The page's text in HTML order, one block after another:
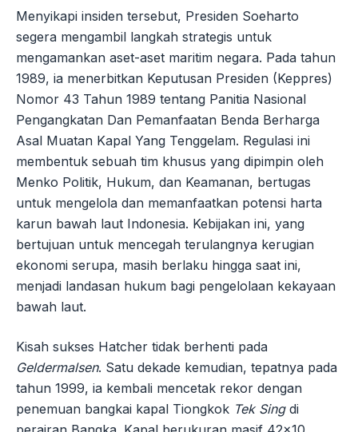
Menyikapi insiden tersebut, Presiden Soeharto
segera mengambil langkah strategis untuk
mengamankan aset-aset maritim negara. Pada tahun
1989, ia menerbitkan Keputusan Presiden (Keppres)
Nomor 43 Tahun 1989 tentang Panitia Nasional
Pengangkatan Dan Pemanfaatan Benda Berharga
Asal Muatan Kapal Yang Tenggelam. Regulasi ini
membentuk sebuah tim khusus yang dipimpin oleh
Menko Politik, Hukum, dan Keamanan, bertugas
untuk mengelola dan memanfaatkan potensi harta
karun bawah laut Indonesia. Kebijakan ini, yang
bertujuan untuk mencegah terulangnya kerugian
ekonomi serupa, masih berlaku hingga saat ini,
menjadi landasan hukum bagi pengelolaan kekayaan
bawah laut.
Kisah sukses Hatcher tidak berhenti pada
Geldermalsen. Satu dekade kemudian, tepatnya pada
tahun 1999, ia kembali mencetak rekor dengan
penemuan bangkai kapal Tiongkok Tek Singdi